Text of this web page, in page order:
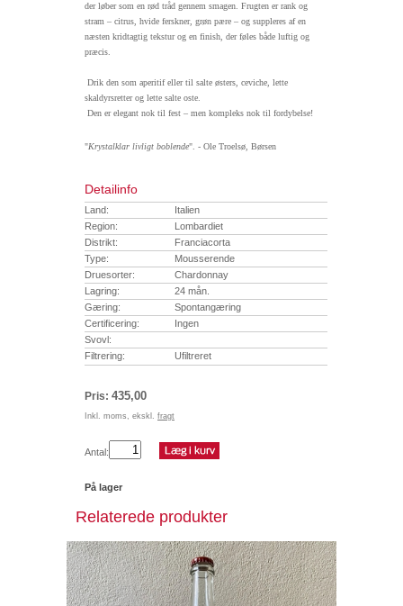
der løber som en rød tråd gennem smagen. Frugten er rank og
stram – citrus, hvide ferskner, grøn pære – og suppleres af en
næsten kridtagtig tekstur og en finish, der føles både luftig og
præcis.
Drik den som aperitif eller til salte østers, ceviche, lette
skaldyrsretter og lette salte oste.
Den er elegant nok til fest – men kompleks nok til fordybelse!
"Krystalklar livligt boblende". - Ole Troelsø, Børsen
Detailinfo
Land:
Italien
Region:
Lombardiet
Distrikt:
Franciacorta
Type:
Mousserende
Druesorter:
Chardonnay
Lagring:
24 mån.
Gæring:
Spontangæring
Certificering:
Ingen
Svovl:
Filtrering:
Ufiltreret
Pris: 435,00
Inkl. moms, ekskl. fragt
Antal:
På lager
Relaterede produkter